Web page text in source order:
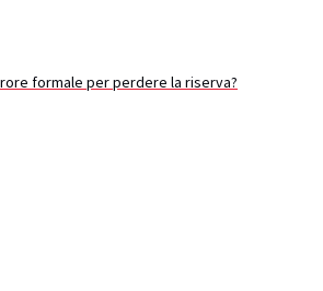
formale per perdere la riserva?